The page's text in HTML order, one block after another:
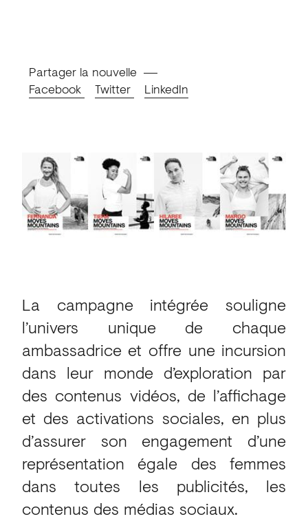
Partager la nouvelle
Facebook
Twitter LinkedIn
La campagne intégrée souligne
l’univers unique de chaque
ambassadrice et offre une incursion
dans leur monde d’exploration par
des contenus vidéos, de l’affichage
et des activations sociales, en plus
d’assurer son engagement d’une
représentation égale des femmes
dans toutes les publicités, les
contenus des médias sociaux.